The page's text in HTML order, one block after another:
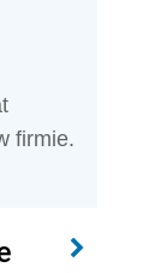
firmie.